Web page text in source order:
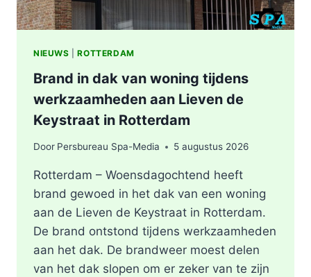
NIEUWS |ROTTERDAM
Brand in dak van woning tijdens
werkzaamheden aan Lieven de
Keystraat in Rotterdam
Door Persbureau Spa-Media 5 augustus 2026
Rotterdam – Woensdagochtend heeft
brand gewoed in het dak van een woning
aan de Lieven de Keystraat in Rotterdam.
De brand ontstond tijdens werkzaamheden
aan het dak. De brandweer moest delen
van het dak slopen om er zeker van te zijn